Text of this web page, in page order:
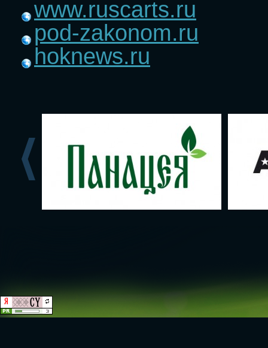
www.ruscarts.ru
pod-zakonom.ru
hoknews.ru